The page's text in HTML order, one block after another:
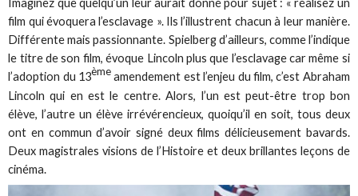
Imaginez que quelqu’un leur aurait donné pour sujet : « réalisez un
film qui évoquera l’esclavage ». Ils l’illustrent chacun à leur manière.
Différente mais passionnante. Spielberg d’ailleurs, comme l’indique
le titre de son film, évoque Lincoln plus que l’esclavage car même si
l’adoption du 13èmeamendement est l’enjeu du film, c’est Abraham
Lincoln qui en est le centre. Alors, l’un est peut-être trop bon
élève, l’autre un élève irrévérencieux, quoiqu’il en soit, tous deux
ont en commun d’avoir signé deux films délicieusement bavards.
Deux magistrales visions de l’Histoire et deux brillantes leçons de
cinéma.